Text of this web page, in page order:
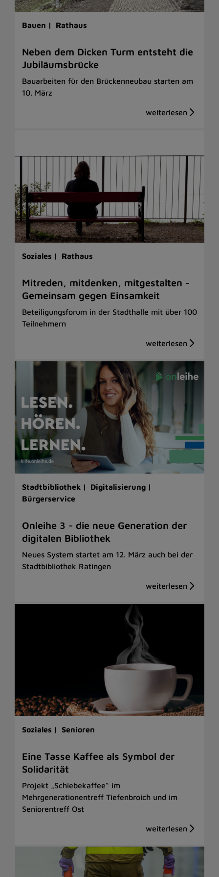
Bauen | Rathaus
Neben dem Dicken Turm entsteht die
Jubiläumsbrücke
Bauarbeiten für den Brückenneubau starten am
10. März
Soziales | Rathaus
Mitreden, mitdenken, mitgestalten -
Gemeinsam gegen Einsamkeit
Beteiligungsforum in der Stadthalle mit über 100
Teilnehmern
Stadtbibliothek |
Digitalisierung |
Bürgerservice
Onleihe 3 - die neue Generation der
digitalen Bibliothek
Neues System startet am 12. März auch bei der
Stadtbibliothek Ratingen
Soziales | Senioren
Eine Tasse Kaffee als Symbol der
Solidarität
Projekt „Schiebekaffee“ im
Mehrgenerationentreff Tiefenbroich und im
Seniorentreff Ost